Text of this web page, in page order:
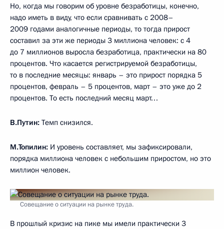
Но, когда мы говорим об уровне безработицы, конечно,
надо иметь в виду, что если сравнивать с 2008–
2009 годами аналогичные периоды, то тогда прирост
составил за эти же периоды 3 миллиона человек: с 4
до 7 миллионов выросла безработица, практически на 80
процентов. Что касается регистрируемой безработицы,
то в последние месяцы: январь – это прирост порядка 5
процентов, февраль – 5 процентов, март – это уже до 2
процентов. То есть последний месяц март…
В.Путин: Темп снизился.
М.Топилин: И уровень составляет, мы зафиксировали,
порядка миллиона человек с небольшим приростом, но это
миллион человек.
Совещание о ситуации на рынке труда.
В прошлый кризис на пике мы имели практически 3